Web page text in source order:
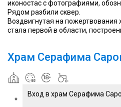
иконостас с фотографиями,
Рядом разбили сквер.
Воздвигнутая на пожертвования
стала первой в области,
Храм Серафима
Вход в храм Серафима